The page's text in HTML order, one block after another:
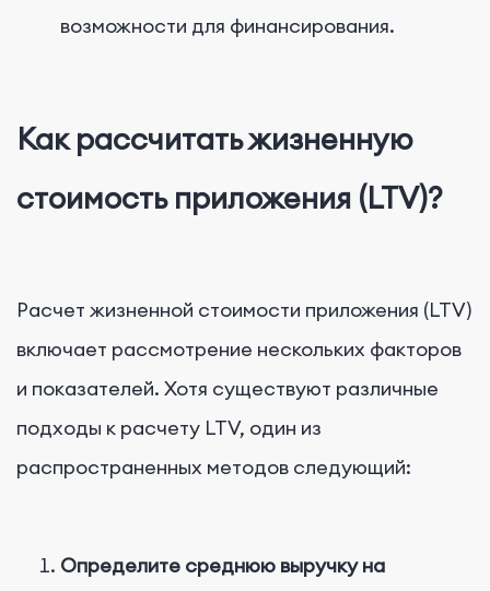
возможности для финансирования.
Как рассчитать жизненную
стоимость приложения (LTV)?
Расчет жизненной стоимости приложения (LTV)
включает рассмотрение нескольких факторов
и показателей. Хотя существуют различные
подходы к расчету LTV, один из
распространенных методов следующий:
Определите среднюю выручку на